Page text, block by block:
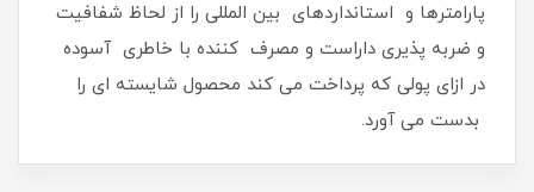
پارامترها و استانداردهای بین المللی را از لحاظ شفافیت
و ضربه پذیری داراست و مصرف کننده با خاطری آسوده
در ازای پولی که پرداخت می کند محصول شایسته ای را
بدست می آورد.